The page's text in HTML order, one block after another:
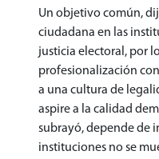
Un objetivo común,
ciudadana en las
justicia electoral, por
profesionalización
a una cultura de
aspire a la calidad
subrayó, depende de
instituciones no se